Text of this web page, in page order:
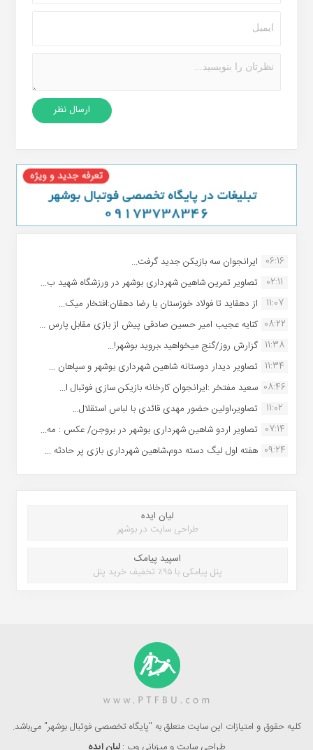
06:16 ایرانجوان سه بازیکن جدید گرفت...
02:11
تصاویر تمرین شاهین شهردارى بوشهر در ورزشگاه شهید ب...
11:07
از دهقاید تا فولاد خوزستان با رضا دهقان:افتخار میک...
08:22 کنایه عجیب امیر حسین صادقی پیش از بازی مقابل پارس ...
11:38 گزارش روز/گنج میخواهید ،بروید بوشهر!...
11:34 تصاویر دیدار دوستانه شاهین شهردارى بوشهر و سپاهان ...
08:46 سعید مفتخر :ایرانجوان کارخانه بازیکن سازی فوتبال ا...
11:02
تصاویر،اولین حضور مهدی قائدی با لباس استقلال...
07:14 تصاویر اردو شاهین شهرداری بوشهر در بروجن/ عکس : مه...
09:24 هفته اول لیگ دسته دوم،شاهین شهرداری بازی پر حادثه ...
لیان ایده
طراحی سایت در بوشهر
اسپید پیامک
پنل پیامکی با ۹۵٪ تخفیف خرید پنل
کلیه حقوق و امتیازات این سایت متعلق به "پایگاه تخصصی فوتبال بوشهر" می‌باشد.
طراحی سایت و میزبانی وب :لیان ایده